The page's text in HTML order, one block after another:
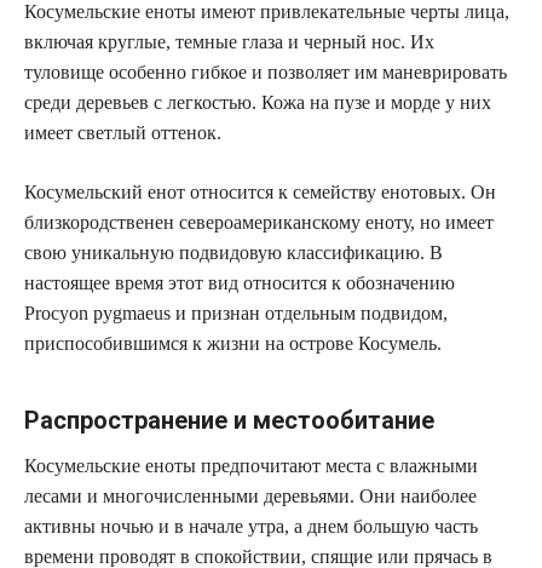
Косумельские еноты имеют привлекательные черты лица,
включая круглые, темные глаза и черный нос. Их
туловище особенно гибкое и позволяет им маневрировать
среди деревьев с легкостью. Кожа на пузе и морде у них
имеет светлый оттенок.
Косумельский енот относится к семейству енотовых. Он
близкородственен североамериканскому еноту, но имеет
свою уникальную подвидовую классификацию. В
настоящее время этот вид относится к обозначению
Procyon pygmaeus и признан отдельным подвидом,
приспособившимся к жизни на острове Косумель.
Распространение и местообитание
Косумельские еноты предпочитают места с влажными
лесами и многочисленными деревьями. Они наиболее
активны ночью и в начале утра, а днем большую часть
времени проводят в спокойствии, спящие или прячась в